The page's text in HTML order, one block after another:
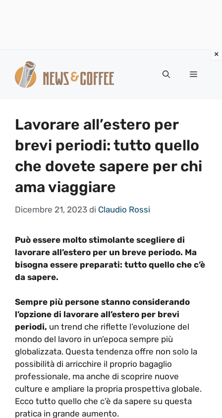
contenuto
Menu
Lavorare all’estero per
brevi periodi: tutto quello
che dovete sapere per chi
ama viaggiare
Dicembre 21, 2023 di Claudio Rossi
Può essere molto stimolante scegliere di
lavorare all’estero per un breve periodo. Ma
bisogna essere preparati: tutto quello che c’è
da sapere.
Sempre più persone stanno considerando
l’opzione di lavorare all’estero per brevi
periodi, un trend che riflette l’evoluzione del
mondo del lavoro in un’epoca sempre più
globalizzata. Questa tendenza offre non solo la
possibilità di arricchire il proprio bagaglio
professionale, ma anche di scoprire nuove
culture e ampliare la propria prospettiva globale.
Ecco tutto quello che c’è da sapere su questa
pratica in grande aumento.